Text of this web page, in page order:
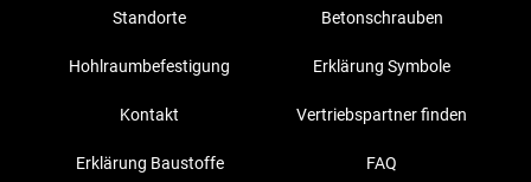
Standorte Betonschrauben
Hohlraumbefestigung Erklärung Symbole
Kontakt Vertriebspartner finden
Erklärung Baustoffe FAQ